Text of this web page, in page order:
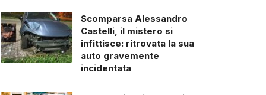
Scomparsa Alessandro
Castelli, il mistero si
infittisce: ritrovata la sua
auto gravemente
incidentata